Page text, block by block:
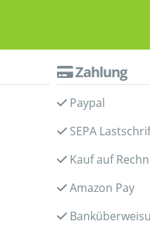
Zahlung
Paypal
SEPA
Kauf auf
Amazon Pay